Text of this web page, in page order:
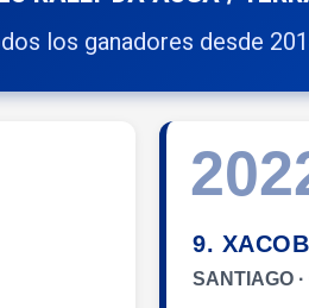
los ganadores desde
9.
SANTIAGO